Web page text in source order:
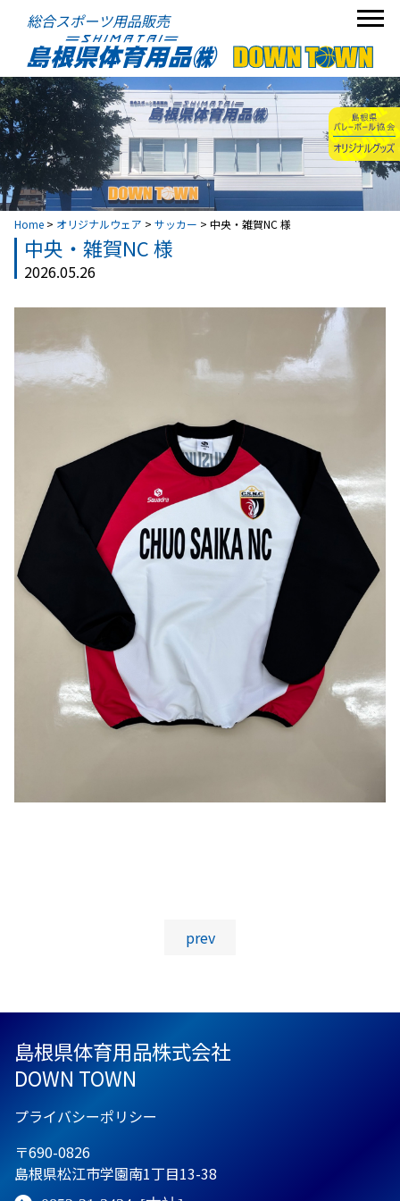
総合スポーツ用品販売
Home > オリジナルウェア > サッカー > 中央・雑賀NC 様
中央・雑賀NC 様
2026.05.26
prev
島根県体育用品株式会社
DOWN TOWN
プライバシーポリシー
〒690-0826
島根県松江市学園南1丁目13-38